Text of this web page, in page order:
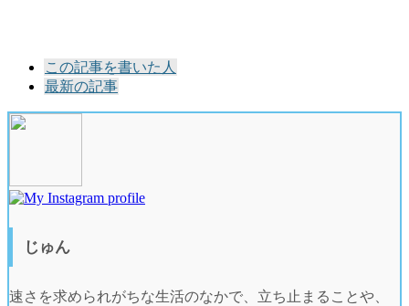
following
tabs
change
この記事を書いた人
最新の記事
じゅん
速さを求められがちな生活のなかで、立ち止まることや、